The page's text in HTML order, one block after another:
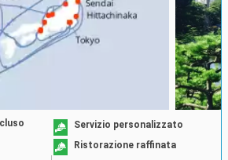
Servizio personalizzato
Ristorazione raffinata